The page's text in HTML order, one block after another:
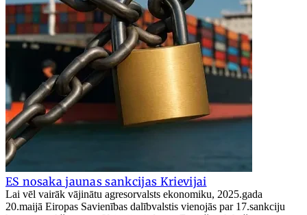
ES nosaka jaunas sankcijas Krievijai
Lai vēl vairāk vājinātu agresorvalsts ekonomiku, 2025.gada
20.maijā Eiropas Savienības dalībvalstis vienojās par 17.sankciju